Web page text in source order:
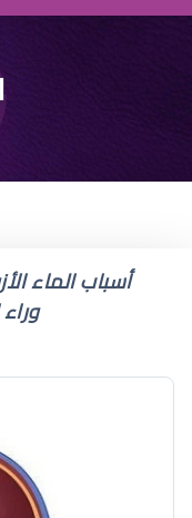
الماء
أسباب الماء